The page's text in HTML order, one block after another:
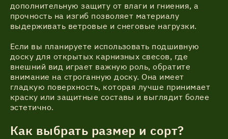
дополнительную защиту от влаги и гниения, а
прочность на изгиб позволяет материалу
выдерживать ветровые и снеговые нагрузки.
Если вы планируете использовать подшивную
доску для открытых карнизных свесов, где
внешний вид играет важную роль, обратите
внимание на строганную доску. Она имеет
гладкую поверхность, которая лучше принимает
краску или защитные составы и выглядит более
эстетично.
Как выбрать размер и сорт?